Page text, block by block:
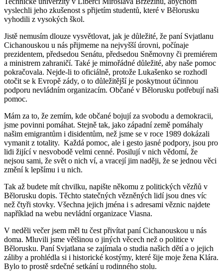
vyslechli jeho zkušenost s přijetím studentů, které v Bělorusku
vyhodili z vysokých škol.
Jistě nemusím dlouze vysvětlovat, jak je důležité, že paní Svjatlanu
Cichanouskou u nás přijmeme na nejvyšší úrovni, počínaje
prezidentem, předsedou Senátu, předsedou Sněmovny či premiérem
a ministrem zahraničí. Také je mimořádné důležité, aby naše pomoc
pokračovala. Nejde-li to oficiálně, protože Lukašenko se rozhodl
otočit se k Evropě zády, o to důležitější je poskytnout účinnou
podporu nevládním organizacím. Občané v Bělorusku potřebují naši
pomoc.
Mám za to, že zemím, kde občané bojují za svobodu a demokracii,
jsme povinni pomáhat. Stejně tak, jako západní země pomáhaly
našim emigrantům i disidentům, než jsme se v roce 1989 dokázali
vymanit z totality. Každá pomoc, ale i gesto jasné podpory, jsou pro
lidi žijící v nesvobodě velmi cenné. Posilují v nich vědomí, že
nejsou sami, že svět o nich ví, a vracejí jim naději, že se jednou věci
změní k lepšímu i u nich.
Tak až budete mít chvilku, napište někomu z politických vězňů v
Bělorusku dopis. Těchto statečných vězněných lidí jsou dnes víc
než čtyři stovky. Všechna jejich jména i s adresami věznic najdete
například na webu nevládní organizace Viasna.
V neděli večer jsem měl tu čest přivítat paní Cichanouskou u nás
doma. Mluvili jsme většinou o jiných věcech než o politice v
Bělorusku. Paní Svjatlana se zajímala o studia našich dětí a o jejich
záliby a prohlédla si i historické kostýmy, které šije moje žena Klára.
Bylo to prostě srdečné setkání u rodinného stolu.